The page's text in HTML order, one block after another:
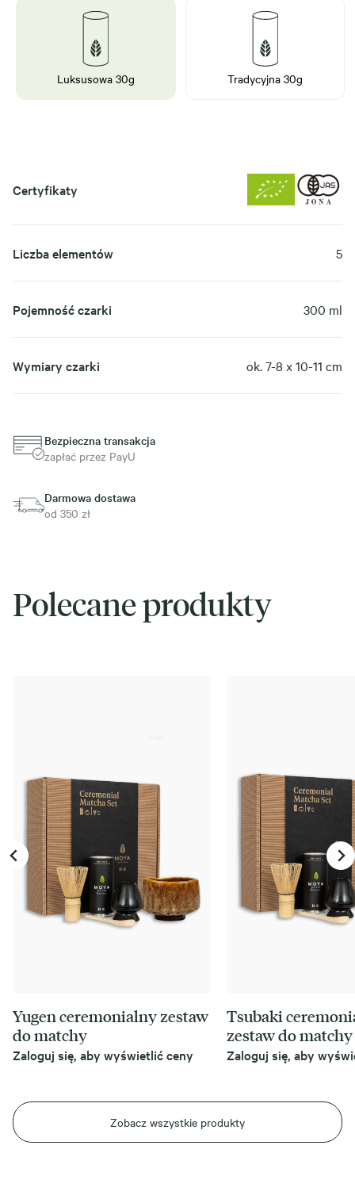
Luksusowa 30g Tradycyjna 30g
Certyfikaty
Liczba elementów 5
Pojemność czarki 300 ml
Wymiary czarki ok. 7-8 x 10-11 cm
Bezpieczna transakcja
zapłać przez PayU
Darmowa dostawa
od 350 zł
Polecane produkty
Zobacz wszystkie produkty
Yugen ceremonialny zestaw
do matchy
Zaloguj się, aby wyświetlić ceny
Tsubaki
zestaw do matchy
Zaloguj się, aby